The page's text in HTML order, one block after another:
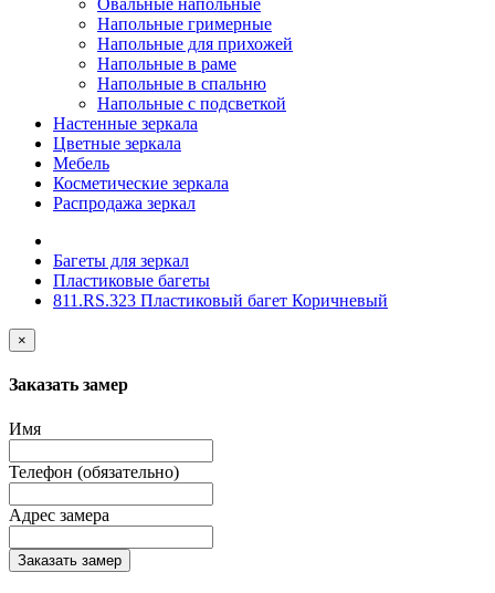
Овальные напольные
Напольные гримерные
Напольные для прихожей
Напольные в раме
Напольные в спальню
Напольные с подсветкой
Настенные зеркала
Цветные зеркала
Мебель
Косметические зеркала
Распродажа зеркал
Багеты для зеркал
Пластиковые багеты
811.RS.323 Пластиковый багет Коричневый
×
Заказать замер
Имя
Телефон (обязательно)
Адрес замера
Заказать замер